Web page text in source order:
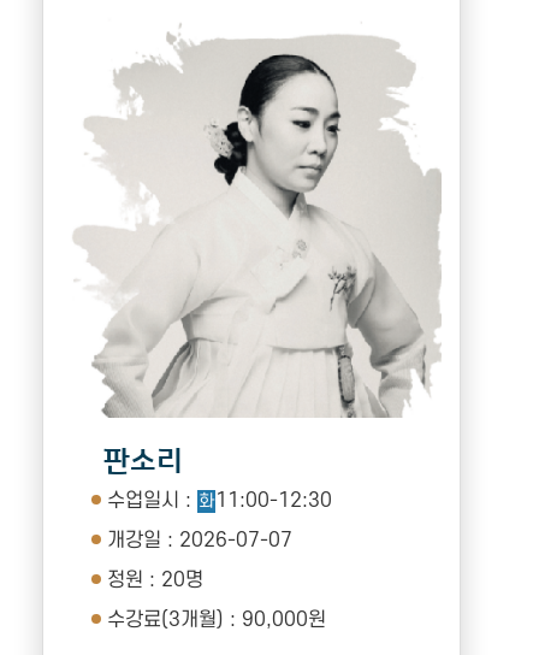
판소리
수업일시 : 화11:00-12:30
개강일 : 2026-07-07
정원 : 20명
수강료(3개월) : 90,000원